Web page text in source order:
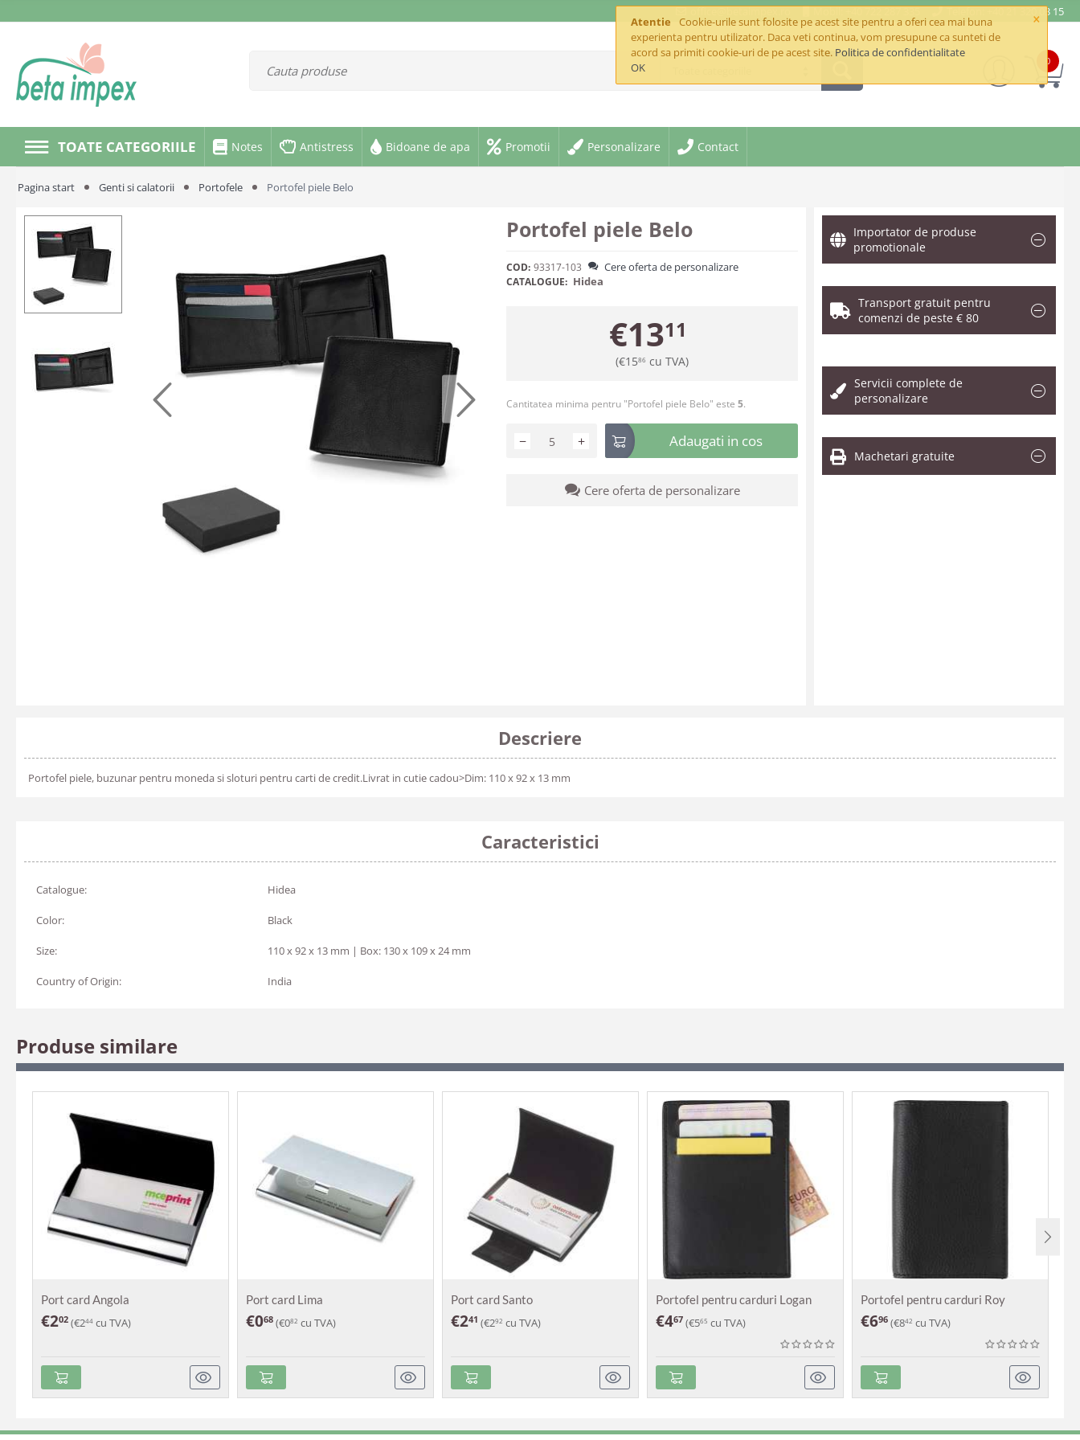
×
Atentie
Cookie-urile sunt folosite pe acest site pentru a oferi cea mai buna
experienta pentru utilizator. Daca veti continua, vom presupune ca sunteti de
acord sa primiti cookie-uri de pe acest site. Politica de confidentialitate
OK
office@betaimpex.ro Mobil: +40 722 287 335 Telefon: +40 21 320 03 15
0
TOATE CATEGORIILE Notes Antistress Bidoane de apa Promotii Personalizare Contact
Pagina start Genti si calatorii Portofele Portofel piele Belo
Portofel piele Belo
COD: 93317-103 Cere oferta de personalizare
CATALOGUE: Hidea
€1311
(€1586 cu TVA)
Cantitatea minima pentru "Portofel piele Belo" este 5.
+
− Adaugati in cos
Cere oferta de personalizare
Importator de produse
promotionale
Transport gratuit pentru
comenzi de peste € 80
Servicii complete de
personalizare
Machetari gratuite
Descriere
Portofel piele, buzunar pentru moneda si sloturi pentru carti de credit.Livrat in cutie cadou>Dim: 110 x 92 x 13 mm
Caracteristici
Catalogue: Hidea
Color: Black
Size: 110 x 92 x 13 mm | Box: 130 x 109 x 24 mm
Country of Origin: India
Produse similare
Port card Angola
€202 (€244 cu TVA)
Port card Lima
€068 (€082 cu TVA)
Port card Santo
€241 (€292 cu TVA)
Portofel pentru carduri Logan
€467 (€565 cu TVA)
Portofel pentru carduri Roy
€696 (€842 cu TVA)